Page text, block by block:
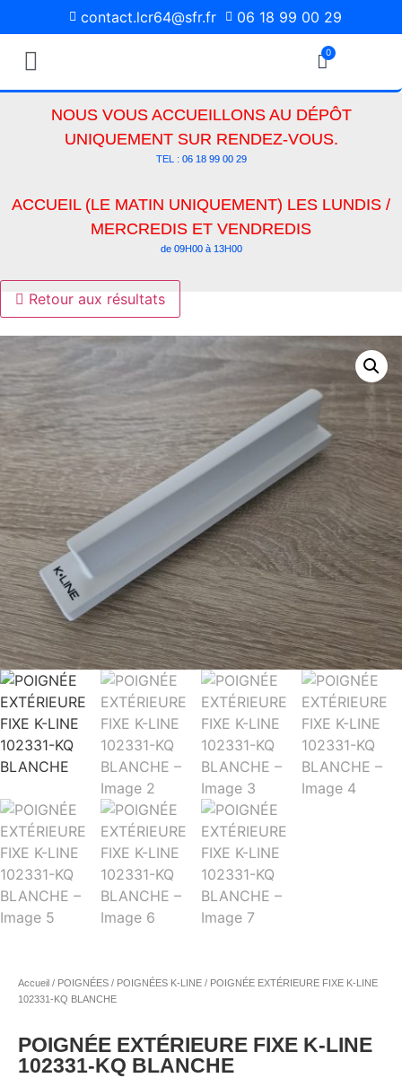
contact.lcr64@sfr.fr 06 18 99 00 29
0
NOUS VOUS ACCUEILLONS AU DÉPÔT
UNIQUEMENT SUR RENDEZ-VOUS.
TEL : 06 18 99 00 29
ACCUEIL (LE MATIN UNIQUEMENT) LES LUNDIS /
MERCREDIS ET VENDREDIS
de 09H00 à 13H00
Retour aux résultats
Accueil / POIGNÉES / POIGNÉES K-LINE / POIGNÉE EXTÉRIEURE FIXE K-LINE
102331-KQ BLANCHE
POIGNÉE EXTÉRIEURE FIXE K-LINE
102331-KQ BLANCHE